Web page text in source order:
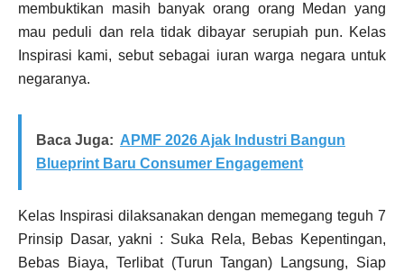
membuktikan masih banyak orang orang Medan yang
mau peduli dan rela tidak dibayar serupiah pun. Kelas
Inspirasi kami, sebut sebagai iuran warga negara untuk
negaranya.
Baca Juga: APMF 2026 Ajak Industri Bangun
Blueprint Baru Consumer Engagement
Kelas Inspirasi dilaksanakan dengan memegang teguh 7
Prinsip Dasar, yakni : Suka Rela, Bebas Kepentingan,
Bebas Biaya, Terlibat (Turun Tangan) Langsung, Siap